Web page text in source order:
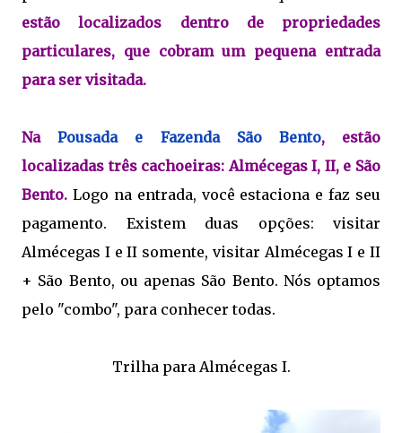
estão localizados dentro de propriedades
particulares, que cobram um pequena entrada
para ser visitada.
NaPousada e Fazenda São Bento, estão
localizadas três cachoeiras: Almécegas I, II, e São
Bento. Logo na entrada, você estaciona e faz seu
pagamento. Existem duas opções: visitar
Almécegas I e II somente, visitar Almécegas I e II
+ São Bento, ou apenas São Bento. Nós optamos
pelo "combo", para conhecer todas.
Trilha para Almécegas I.